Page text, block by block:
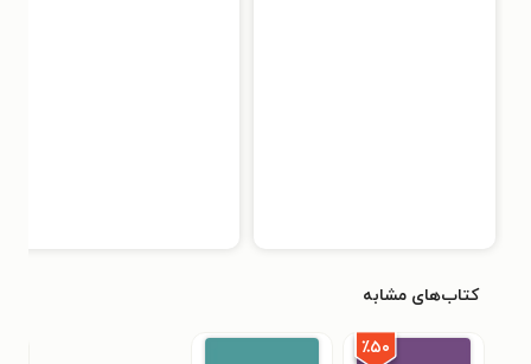
کتاب‌های مشابه
٪۵۰